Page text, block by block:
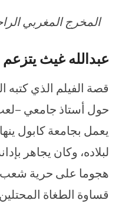
المخرج المغربي
عبدالله غيث
قصة الفيلم الذي كتبه
حول أستاذ جامعي
يعمل بجامعة كابول
لبلاده، وكان يجاهر
هجوما على حرية شعب
قساوة الطغاة